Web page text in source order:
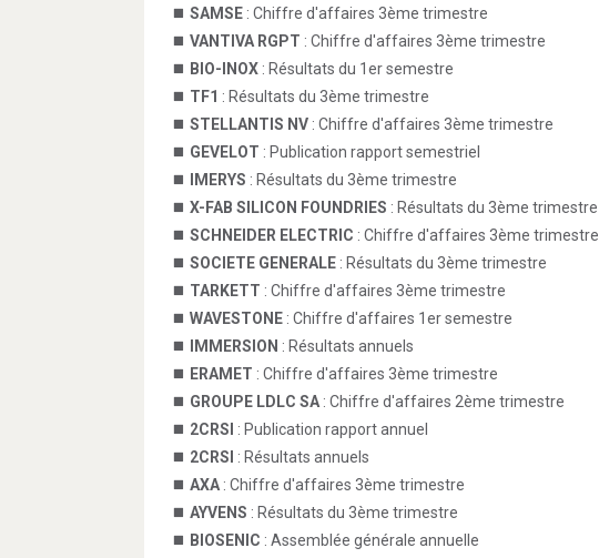
SAMSE : Chiffre d'affaires 3ème trimestre
VANTIVA RGPT : Chiffre d'affaires 3ème trimestre
BIO-INOX : Résultats du 1er semestre
TF1 : Résultats du 3ème trimestre
STELLANTIS NV : Chiffre d'affaires 3ème trimestre
GEVELOT : Publication rapport semestriel
IMERYS : Résultats du 3ème trimestre
X-FAB SILICON FOUNDRIES : Résultats du 3ème trimestre
SCHNEIDER ELECTRIC : Chiffre d'affaires 3ème trimestre
SOCIETE GENERALE : Résultats du 3ème trimestre
TARKETT : Chiffre d'affaires 3ème trimestre
WAVESTONE : Chiffre d'affaires 1er semestre
IMMERSION : Résultats annuels
ERAMET : Chiffre d'affaires 3ème trimestre
GROUPE LDLC SA : Chiffre d'affaires 2ème trimestre
2CRSI : Publication rapport annuel
2CRSI : Résultats annuels
AXA : Chiffre d'affaires 3ème trimestre
AYVENS : Résultats du 3ème trimestre
BIOSENIC : Assemblée générale annuelle